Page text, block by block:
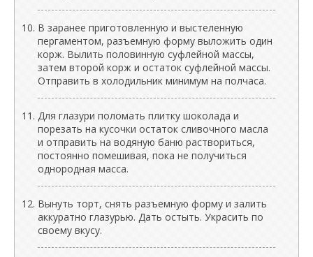
В заранее приготовленную и выстеленную
пергаментом, разъемную форму выложить один
корж. Вылить половинную суфлейной массы,
затем второй корж и остаток суфлейной массы.
Отправить в холодильник минимум на полчаса.
Для глазури поломать плитку шоколада и
порезать на кусочки остаток сливочного масла
и отправить на водяную баню раствориться,
постоянно помешивая, пока не получиться
однородная масса.
Вынуть торт, снять разъемную форму и залить
аккуратно глазурью. Дать остыть. Украсить по
своему вкусу.